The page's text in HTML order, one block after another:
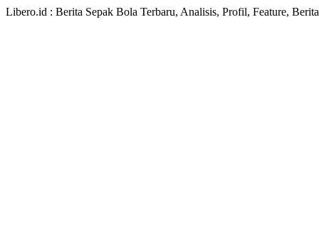
Libero.id : Berita Sepak Bola Terbaru, Analisis, Profil, Feature,